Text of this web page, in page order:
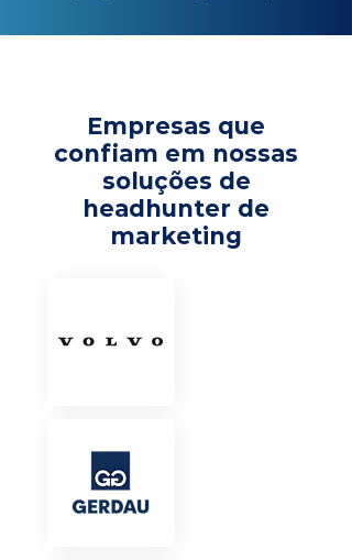
Empresas que
confiam em nossas
soluções de
headhunter de
marketing